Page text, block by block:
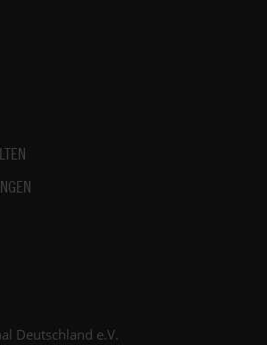
Deutschland e.V.